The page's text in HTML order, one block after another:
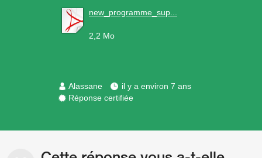
new_programme_sup...
2,2 Mo
Alassane
il y a environ 7 ans
Réponse certifiée